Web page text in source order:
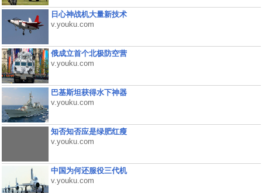
日心神战机大量新技术
v.youku.com
俄成立首个北极防空营
v.youku.com
巴基斯坦获得水下神器
v.youku.com
知否知否应是绿肥红瘦
v.youku.com
中国为何还服役三代机
v.youku.com